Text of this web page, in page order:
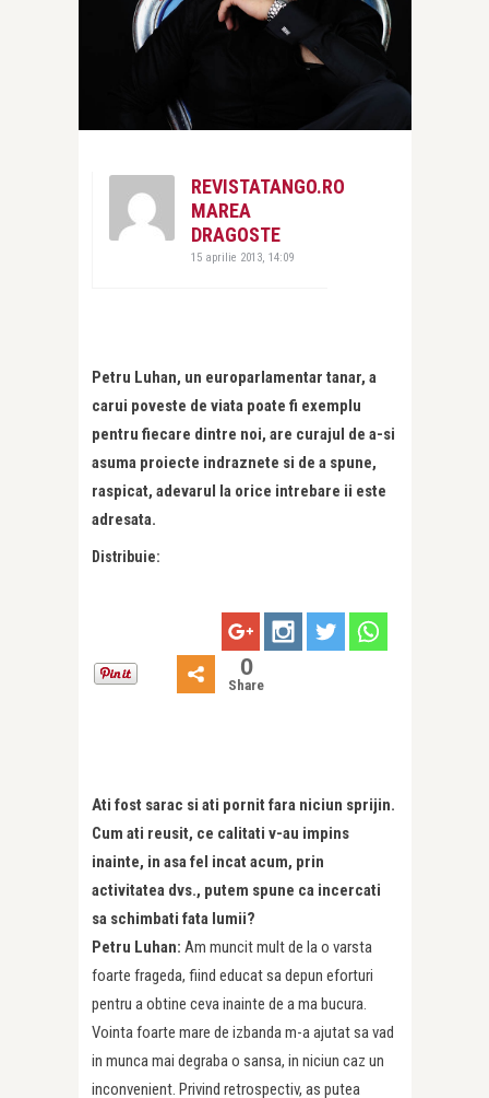
REVISTATANGO.RO
MAREA
DRAGOSTE
15 aprilie 2013, 14:09
Petru Luhan, un europarlamentar tanar, a
carui poveste de viata poate fi exemplu
pentru fiecare dintre noi, are curajul de a-si
asuma proiecte indraznete si de a spune,
raspicat, adevarul la orice intrebare ii este
adresata.
Distribuie:
0
Share
Ati fost sarac si ati pornit fara niciun sprijin.
Cum ati reusit, ce calitati v-au impins
inainte, in asa fel incat acum, prin
activitatea dvs., putem spune ca incercati
sa schimbati fata lumii?
Petru Luhan: Am muncit mult de la o varsta
foarte frageda, fiind educat sa depun eforturi
pentru a obtine ceva inainte de a ma bucura.
Vointa foarte mare de izbanda m-a ajutat sa vad
in munca mai degraba o sansa, in niciun caz un
inconvenient. Privind retrospectiv, as putea